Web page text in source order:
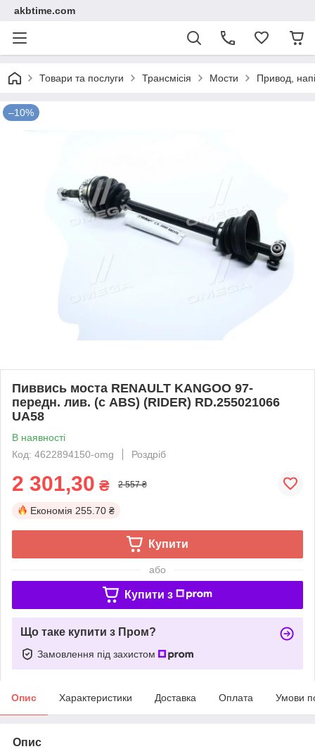
akbtime.com
Товари та послуги Трансмісія Мости Привод,
–10%
Пиввись моста RENAULT KANGOO 97-
передн. лив. (с ABS) (RIDER) RD.255021066
UA58
В наявності
Код: 4622894150-omg
Роздріб
2 301,30 ₴ 2 557 ₴
Економія 255.70 ₴
Купити
або
Купити з
Що таке купити з Пром?
Замовлення під захистом
Опис Характеристики Доставка Оплата Умови
Опис